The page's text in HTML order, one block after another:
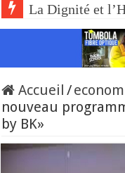
La Dignité et
Accueil /
nouveau
by BK»